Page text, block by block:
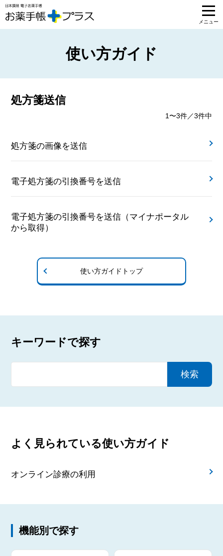
使い方ガイド
処方箋送信
1〜3件／3件中
処方箋の画像を送信
電子処方箋の引換番号を送信
電子処方箋の引換番号を送信（マイナポータル
から取得）
使い方ガイドトップ
キーワードで探す
検索
よく見られている使い方ガイド
オンライン診療の利用
機能別で探す